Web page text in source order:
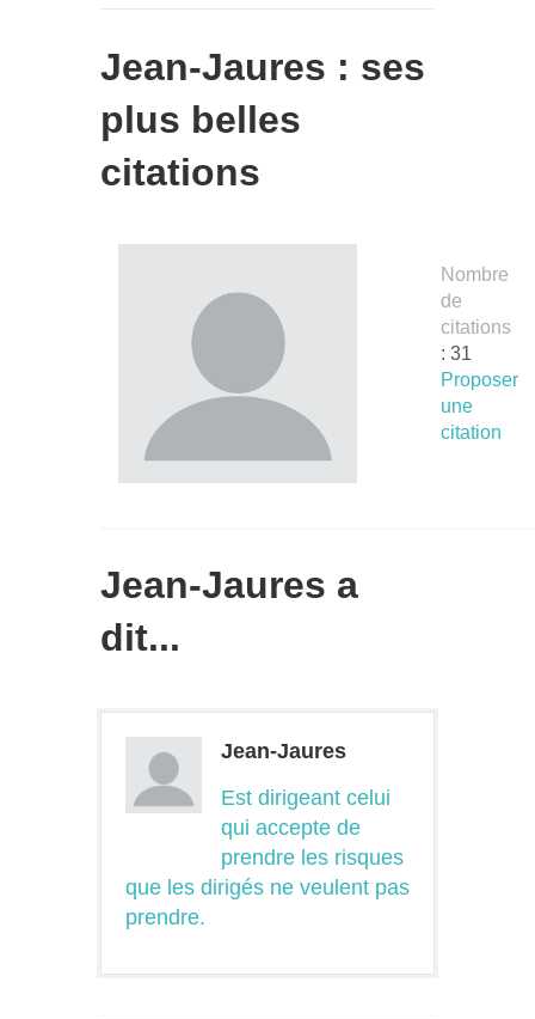
Jean-Jaures : ses
plus belles
citations
Nombre
de
citations
: 31
Proposer
une
citation
Jean-Jaures a
dit...
Jean-Jaures
Est dirigeant celui
qui accepte de
prendre les risques
que les dirigés ne veulent pas
prendre.